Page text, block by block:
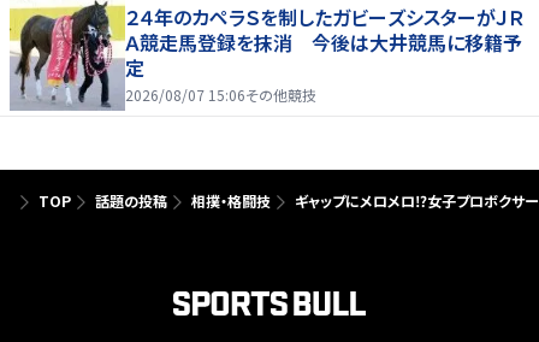
２４年のカペラＳを制したガビーズシスターがＪＲ
Ａ競走馬登録を抹消 今後は大井競馬に移籍予
定
2026/08/07 15:06その他競技
TOP 話題の投稿 相撲・格闘技 ギャップにメロメロ⁉女子プロボクサ